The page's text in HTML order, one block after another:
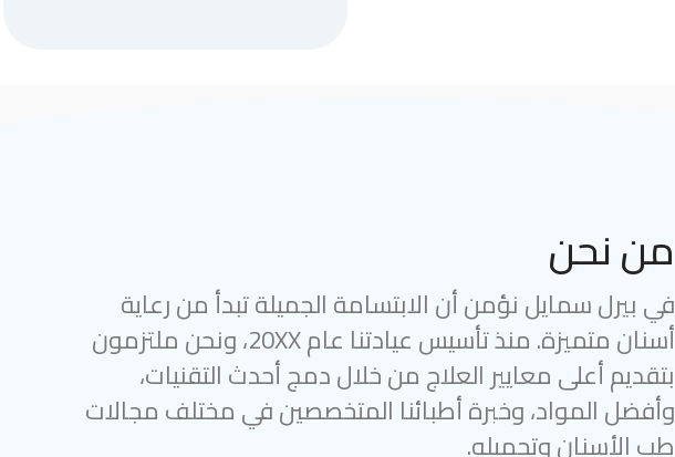
من نحن
في بيرل سمايل نؤمن أن الابتسامة الجميلة تبدأ من رعاية
أسنان متميزة. منذ تأسيس عيادتنا عام 20XX، ونحن ملتزمون
بتقديم أعلى معايير العلاج من خلال دمج أحدث التقنيات،
وأفضل المواد، وخبرة أطبائنا المتخصصين في مختلف مجالات
طب الأسنان وتجميله.